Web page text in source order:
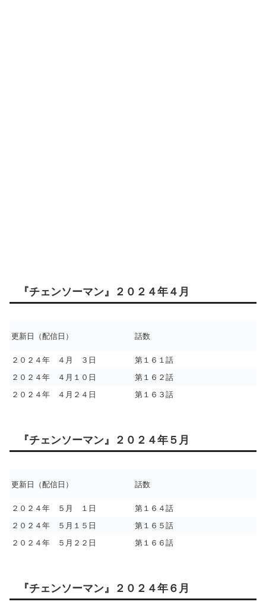
『チェンソーマン』２０２４年４月
更新日（配信日） 話数
２０２４年 ４月 ３日
第１６１話
２０２４年 ４月１０日
第１６２話
２０２４年 ４月２４日
第１６３話
『チェンソーマン』２０２４年５月
更新日（配信日） 話数
２０２４年 ５月 １日
第１６４話
２０２４年 ５月１５日
第１６５話
２０２４年 ５月２２日
第１６６話
『チェンソーマン』２０２４年６月